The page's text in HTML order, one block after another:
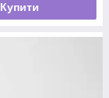
Купити